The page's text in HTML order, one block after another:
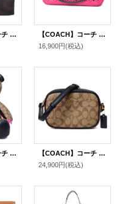
【COACH】コーチ コーティングキャンバス レザー シグネチャー スモール エライザ ロゴ ウォレット 二つ折り財布 ブラウン×ブラック〔日本未発売〕
【COACH】コーチ レザー ノリータ フローラル アップリケ 2WAY チェーン クラッチ トップ ハンド バッグ ダリア（日本未発売）
16,900円(税込)
【COACH】コーチ コーティングキャンバス ぺブルレザー スムースレザー シグネチャー ベアー ビンテージ ローズ バラ 花柄 フラワー フローラル プリント コレクティブル ぬいぐるみ カーキ×ピンク〔日本未発売〕
【COACH】コーチ コーティングキャンバス レザー シグネチャー ミニ カメラバッグ クロスボディー ショルダーバッグ カーキ×ブラック（日本未発売）
24,900円(税込)